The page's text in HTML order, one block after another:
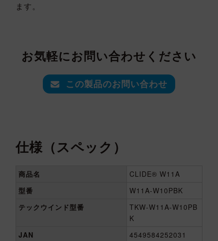
ます。
お気軽にお問い合わせください
この製品のお問い合わせ
仕様（スペック）
商品名
CLIDE® W11A
型番
W11A-W10PBK
テックウインド型番
TKW-W11A-W10PB
K
JAN
4549584252031